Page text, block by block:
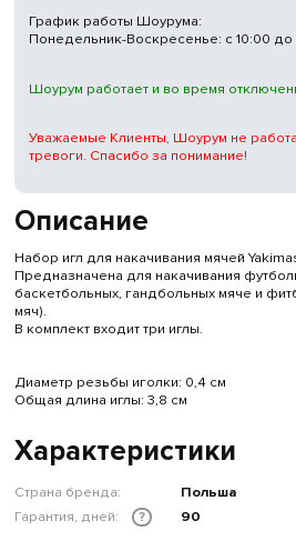
Описание
Набор игл для накачивания мячей
Предназначена для накачивания
баскетбольных, гандбольных мяче и
мяч).
В комплект входит три иглы.
Диаметр резьбы иголки: 0,4 см
Общая длина иглы: 3,8 см
Характеристики
Страна бренда:
Польша
Гарантия, дней:
? 90
График работы Шоурума:
Понедельник-Воскресенье: с 10:00 до
Шоурум работает и во время
Уважаемые Клиенты, Шоурум не
тревоги. Спасибо за понимание!